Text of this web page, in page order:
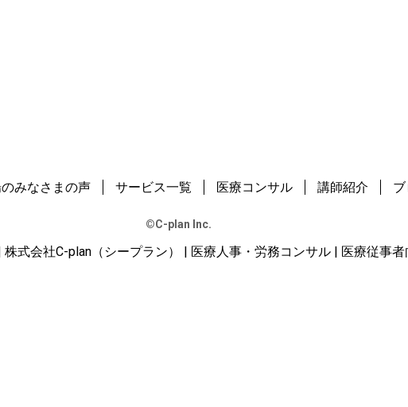
みなさまの声 サービス一覧 医療コンサル 講師紹介
©️C-plan Inc.
株式会社C-plan（シープラン） | 医療人事・労務コンサル | 医療従事